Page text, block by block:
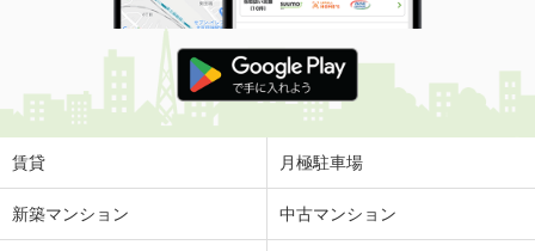
賃貸 月極駐車場
新築マンション 中古マンション